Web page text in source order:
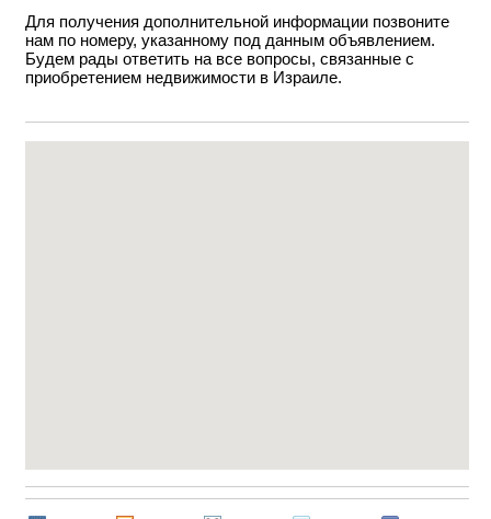
Для получения дополнительной информации позвоните
нам по номеру, указанному под данным объявлением.
Будем рады ответить на все вопросы, связанные с
приобретением недвижимости в Израиле.